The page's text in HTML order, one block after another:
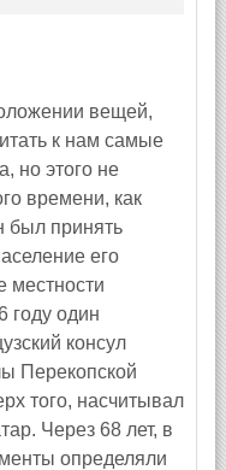
вещей,
к нам самые
но этого не
времени, как
был принять
его
местности
году один
консул
Перекопской
того, насчитывал
Через 68 лет, в
определяли